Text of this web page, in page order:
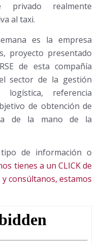
privado realmente
al taxi.
es la empresa
proyecto presentado
de esta compañía
sector de la gestión
referencia
de obtención de
de la mano de la
de información o
tienes a un CLICK de
consúltanos, estamos